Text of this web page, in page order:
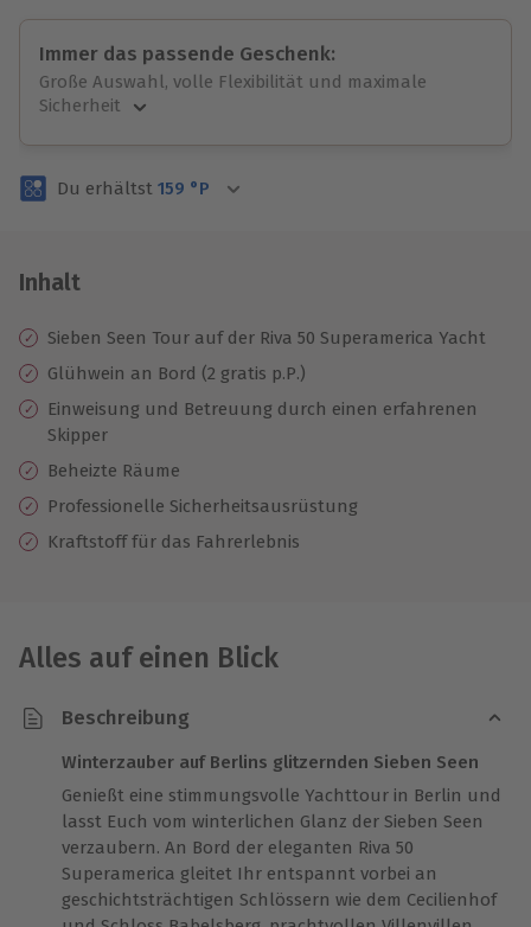
Immer das passende Geschenk:
Große Auswahl, volle Flexibilität und maximale
Sicherheit
Volle Flexibilität
3 Jahre gültig & verlängerbar.
Du erhältst 159 °P
Inhalt
Sieben Seen Tour auf der Riva 50 Superamerica Yacht
Glühwein an Bord (2 gratis p.P.)
Einweisung und Betreuung durch einen erfahrenen
Skipper
Beheizte Räume
Professionelle Sicherheitsausrüstung
Kraftstoff für das Fahrerlebnis
Alles auf einen Blick
Beschreibung
Winterzauber auf Berlins glitzernden Sieben Seen
Genießt eine stimmungsvolle Yachttour in Berlin und
lasst Euch vom winterlichen Glanz der Sieben Seen
verzaubern. An Bord der eleganten Riva 50
Superamerica gleitet Ihr entspannt vorbei an
geschichtsträchtigen Schlössern wie dem Cecilienhof